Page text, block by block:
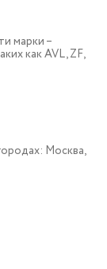
марки –
как AVL, ZF,
Москва,